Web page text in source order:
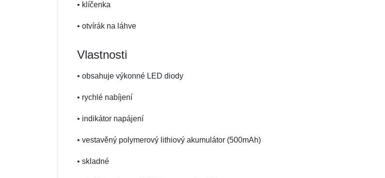
• klíčenka
• otvírák na láhve
Vlastnosti
• obsahuje výkonné LED diody
• rychlé nabíjení
• indikátor napájení
• vestavěný polymerový lithiový akumulátor (500mAh)
• skladné